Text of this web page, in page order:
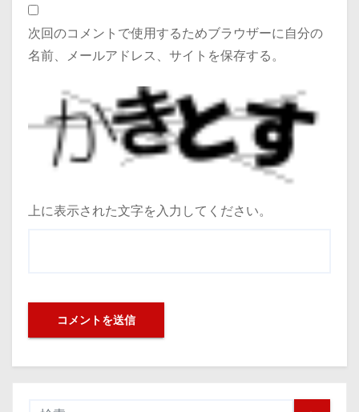
次回のコメントで使用するためブラウザーに自分の
名前、メールアドレス、サイトを保存する。
上に表示された文字を入力してください。